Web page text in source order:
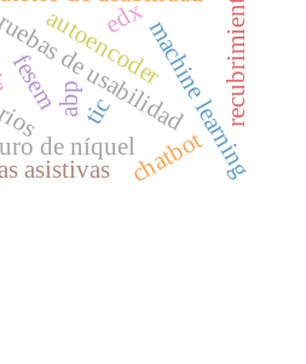
de usabilidad
autoencodermachine learning
abp
de níquel
fesem
edx
chatbot
tic
asistivas